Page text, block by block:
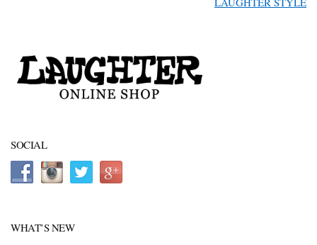
SOCIAL
WHAT’S NEW